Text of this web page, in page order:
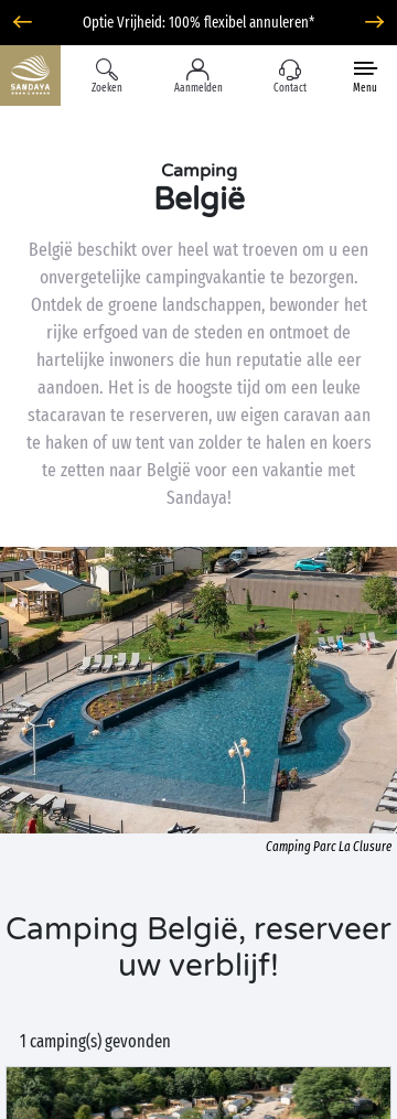
Optie Vrijheid: 100% flexibel annuleren*
Zoeken Aanmelden Contact Menu
Camping
België
België beschikt over heel wat troeven om u een
onvergetelijke campingvakantie te bezorgen.
Ontdek de groene landschappen, bewonder het
rijke erfgoed van de steden en ontmoet de
hartelijke inwoners die hun reputatie alle eer
aandoen. Het is de hoogste tijd om een leuke
stacaravan te reserveren, uw eigen caravan aan
te haken of uw tent van zolder te halen en koers
te zetten naar België voor een vakantie met
Sandaya!
Camping Parc La Clusure
Camping België, reserveer
uw verblijf!
1 camping(s) gevonden